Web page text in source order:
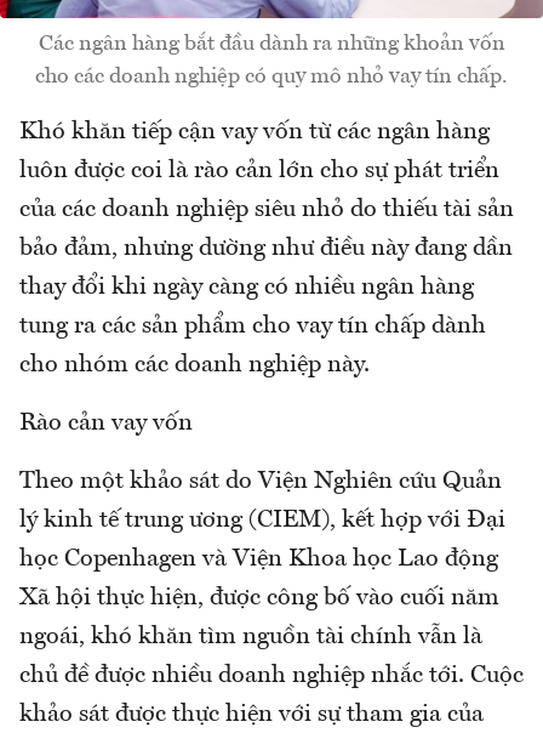
Các ngân hàng bắt đầu dành ra những khoản vốn
cho các doanh nghiệp có quy mô nhỏ vay tín chấp.
Khó khăn tiếp cận vay vốn từ các ngân hàng
luôn được coi là rào cản lớn cho sự phát triển
của các doanh nghiệp siêu nhỏ do thiếu tài sản
bảo đảm, nhưng dường như điều này đang dần
thay đổi khi ngày càng có nhiều ngân hàng
tung ra các sản phẩm cho vay tín chấp dành
cho nhóm các doanh nghiệp này.
Rào cản vay vốn
Theo một khảo sát do Viện Nghiên cứu Quản
lý kinh tế trung ương (CIEM), kết hợp với Đại
học Copenhagen và Viện Khoa học Lao động
Xã hội thực hiện, được công bố vào cuối năm
ngoái, khó khăn tìm nguồn tài chính vẫn là
chủ đề được nhiều doanh nghiệp nhắc tới. Cuộc
khảo sát được thực hiện với sự tham gia của